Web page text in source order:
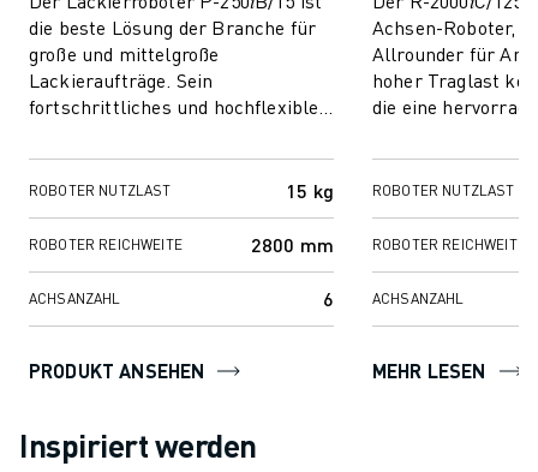
die beste Lösung der Branche für
große und mittelgroße
Lackieraufträge. Sein
fortschrittliches und hochflexibles
Montagekonfigura...
ROBOTER NUTZLAST 15 kg
ROBOTER REICHWEITE 2800 mm
ACHSANZAHL 6
PRODUKT ANSEHEN
Achsen-Roboter,
Allrounder für
hoher Traglast
die eine
Mit einer
ROBOTER NUTZLAST
ROBOTER REICHWEITE
ACHSANZAHL
MEHR LESEN
Inspiriert werden